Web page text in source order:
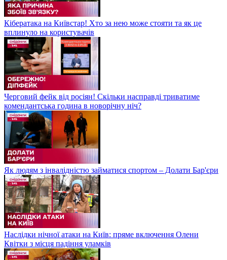
Кібератака на Київстар! Хто за нею може стояти та як це
вплинуло на користувачів
Черговий фейк від росіян! Скільки насправді триватиме
комендантська година в новорічну ніч?
Як людям з інвалідністю займатися спортом – Долати Бар'єри
Наслідки нічної атаки на Київ: пряме включення Олени
Квітки з місця падіння уламків